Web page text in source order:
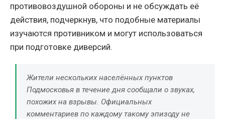
противовоздушной обороны и не обсуждать её
действия, подчеркнув, что подобные материалы
изучаются противником и могут использоваться
при подготовке диверсий.
Жители нескольких населённых пунктов
Подмосковья в течение дня сообщали о звуках,
похожих на взрывы. Официальных
комментариев по каждому такому эпизоду не